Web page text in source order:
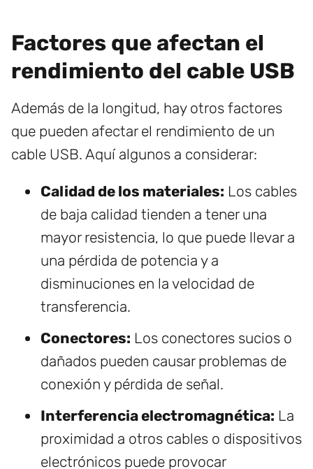
Factores que afectan el
rendimiento del cable USB
Además de la longitud, hay otros factores
que pueden afectar el rendimiento de un
cable USB. Aquí algunos a considerar:
Calidad de los materiales: Los cables
de baja calidad tienden a tener una
mayor resistencia, lo que puede llevar a
una pérdida de potencia y a
disminuciones en la velocidad de
transferencia.
Conectores: Los conectores sucios o
dañados pueden causar problemas de
conexión y pérdida de señal.
Interferencia electromagnética: La
proximidad a otros cables o dispositivos
electrónicos puede provocar